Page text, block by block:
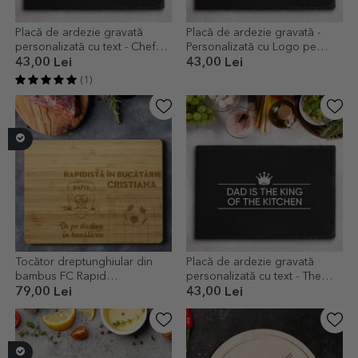
Placă de ardezie gravată
personalizată cu text - Chef
Puternic
43,00 Lei
(1)
Placă de ardezie gravată -
Personalizată cu Logo pe
centru
43,00 Lei
Tocător dreptunghiular din
bambus FC Rapid
personalizat cu text - De pe
79,00 Lei
Placă de ardezie gravată
personalizată cu text - The
King Of The Kitchen
43,00 Lei